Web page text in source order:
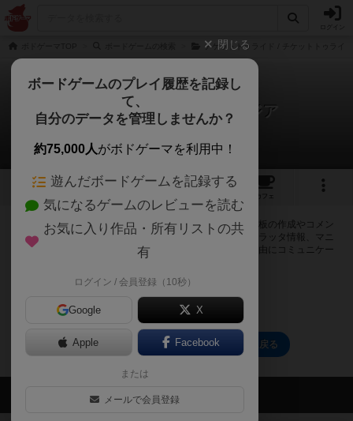
チケットトゥライド / チケットトゥライ
チケットトゥライド：アジア
0件の掲示板
4 2
カフェ
ログインするとチケットトゥライド：アジアに関する掲示板の作成やコメン
トの書き込みが出来るようになります。ルールの疑問やエラッタ情報、マニ
ュアルでは判断し辛い曖昧な表記等について会員同士で自由にコミュニケー
ログイン/無料会員登録
チケットトゥライド：アジアのトップに戻る
会員の新しい投稿
閉じる
ボードゲームのプレイ履歴を記録し
て、
自分のデータを管理しませんか？
約75,000人がボドゲーマを利用中！
遊んだボードゲームを記録する
気になるゲームのレビューを読む
お気に入り作品・所有リストの共
有
ログイン / 会員登録（10秒）
Google X
Apple Facebook
または
メールで会員登録